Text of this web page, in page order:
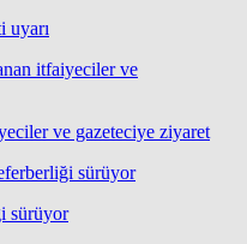
uyarı
ve gazeteciye ziyaret
sürüyor